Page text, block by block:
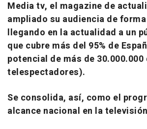
Media tv, el magazine de
ampliado su audiencia de
llegando en la actualidad a un
que cubre más del 95% de
potencial de más de 30.000.000
telespectadores).
Se consolida, así, como el
alcance nacional en la